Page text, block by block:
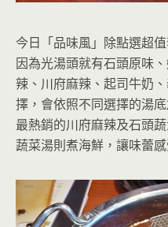
今日「品味風」除點選超
因為光湯頭就有石頭原味
辣、川府麻辣、起司牛奶
擇，會依照不同選擇的湯
最熱銷的川府麻辣及石頭
蔬菜湯則煮海鮮，讓味蕾